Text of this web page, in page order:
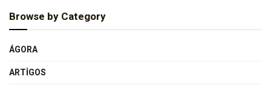
Browse by Category
ÁGORA
ARTIGOS